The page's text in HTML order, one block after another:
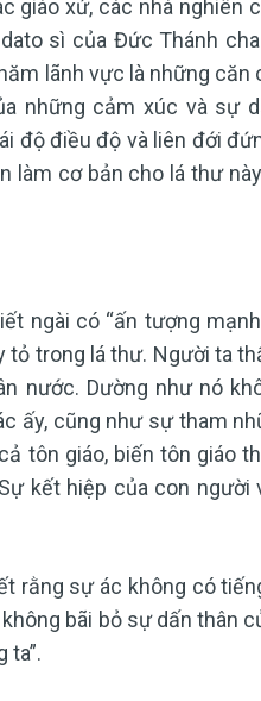
giáo xứ, các nhà nghiên
sì của Đức Thánh
lãnh vực là những
những cảm xúc và sự
độ điều độ và liên đới
làm cơ bản cho lá thư
ngài có “ấn tượng
trong lá thư. Người ta
nước. Dường như nó
ấy, cũng như sự tham
tôn giáo, biến tôn giáo
kết hiệp của con người
rằng sự ác không có
bãi bỏ sự dấn thân
ta”.